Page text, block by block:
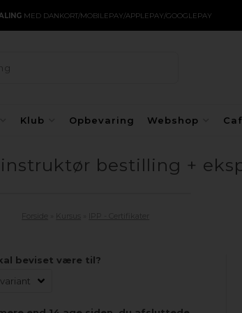
MED DANKORT/MOBILEPAY/APPLEPAY/GOOGLEPAY
Klub Opbevaring Webshop
bestilling +
beviset være til?